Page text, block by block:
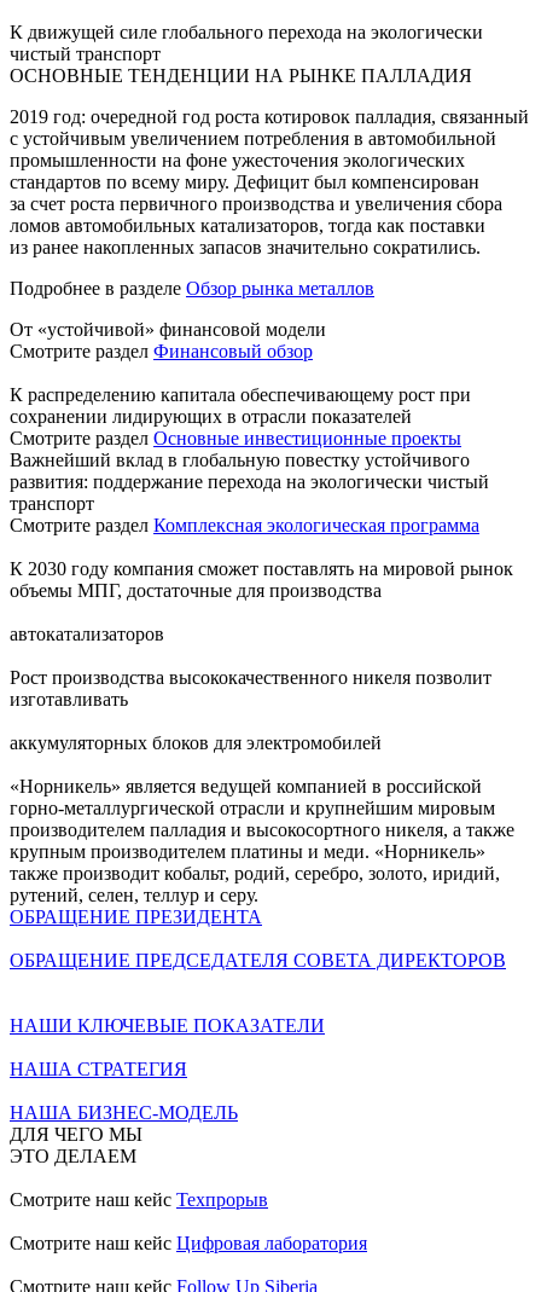
К движущей силе глобального перехода на экологически
чистый транспорт
ОСНОВНЫЕ ТЕНДЕНЦИИ НА РЫНКЕ ПАЛЛАДИЯ
2019 год: очередной год роста котировок палладия, связанный
с устойчивым увеличением потребления в автомобильной
промышленности на фоне ужесточения экологических
стандартов по всему миру. Дефицит был компенсирован
за счет роста первичного производства и увеличения сбора
ломов автомобильных катализаторов, тогда как поставки
из ранее накопленных запасов значительно сократились.
Подробнее в разделе Обзор рынка металлов
От «устойчивой» финансовой модели
Смотрите раздел Финансовый обзор
К распределению капитала обеспечивающему рост при
сохранении лидирующих в отрасли показателей
Смотрите раздел Основные инвестиционные проекты
Важнейший вклад в глобальную повестку устойчивого
развития: поддержание перехода на экологически чистый
транспорт
Смотрите раздел Комплексная экологическая программа
К 2030 году компания сможет поставлять на мировой рынок
объемы МПГ, достаточные для производства
автокатализаторов
Рост производства высококачественного никеля позволит
изготавливать
аккумуляторных блоков для электромобилей
«Норникель» является ведущей компанией в российской
горно-металлургической отрасли и крупнейшим мировым
производителем палладия и высокосортного никеля, а также
крупным производителем платины и меди. «Норникель»
также производит кобальт, родий, серебро, золото, иридий,
рутений, селен, теллур и серу.
ОБРАЩЕНИЕ ПРЕЗИДЕНТА
ОБРАЩЕНИЕ ПРЕДСЕДАТЕЛЯ СОВЕТА ДИРЕКТОРОВ
НАШИ КЛЮЧЕВЫЕ ПОКАЗАТЕЛИ
НАША СТРАТЕГИЯ
НАША БИЗНЕС-МОДЕЛЬ
ДЛЯ ЧЕГО МЫ
ЭТО ДЕЛАЕМ
Смотрите наш кейс Техпрорыв
Смотрите наш кейс Цифровая лаборатория
Смотрите наш кейс Follow Up Siberia